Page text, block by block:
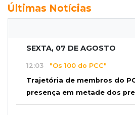
Últimas Notícias
SEXTA, 07 DE AGOSTO
12:03 "Os 100 do PCC"
Trajetória de membros do
presença em metade dos